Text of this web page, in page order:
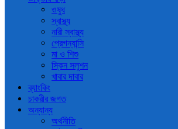
ওষুধ
স্বাস্থ্য
নারী স্বাস্থ্য
প্রেগন্যান্সি
মা ও শিশু
স্কিন সলুশন
খাবার দাবার
ব্যাংকিং
চাকরীর জগত
অন্যান্য
অর্থনীতি